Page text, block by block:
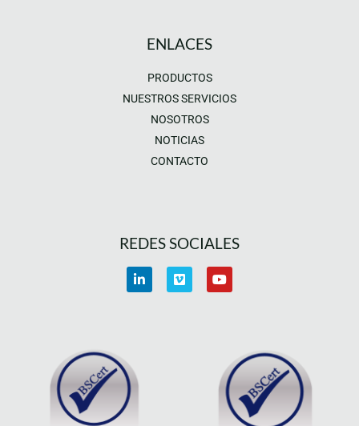
ENLACES
PRODUCTOS
NUESTROS SERVICIOS
NOSOTROS
NOTICIAS
CONTACTO
REDES SOCIALES